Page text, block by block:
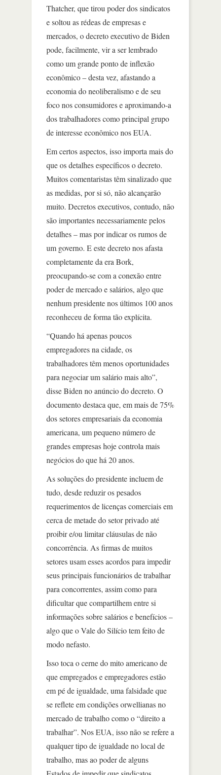
Thatcher, que tirou poder dos sindicatos
e soltou as rédeas de empresas e
mercados, o decreto executivo de Biden
pode, facilmente, vir a ser lembrado
como um grande ponto de inflexão
econômico – desta vez, afastando a
economia do neoliberalismo e de seu
foco nos consumidores e aproximando-a
dos trabalhadores como principal grupo
de interesse econômico nos EUA.
Em certos aspectos, isso importa mais do
que os detalhes específicos o decreto.
Muitos comentaristas têm sinalizado que
as medidas, por si só, não alcançarão
muito. Decretos executivos, contudo, não
são importantes necessariamente pelos
detalhes – mas por indicar os rumos de
um governo. E este decreto nos afasta
completamente da era Bork,
preocupando-se com a conexão entre
poder de mercado e salários, algo que
nenhum presidente nos últimos 100 anos
reconheceu de forma tão explícita.
“Quando há apenas poucos
empregadores na cidade, os
trabalhadores têm menos oportunidades
para negociar um salário mais alto”,
disse Biden no anúncio do decreto. O
documento destaca que, em mais de 75%
dos setores empresariais da economia
americana, um pequeno número de
grandes empresas hoje controla mais
negócios do que há 20 anos.
As soluções do presidente incluem de
tudo, desde reduzir os pesados
requerimentos de licenças comerciais em
cerca de metade do setor privado até
proibir e/ou limitar cláusulas de não
concorrência. As firmas de muitos
setores usam esses acordos para impedir
seus principais funcionários de trabalhar
para concorrentes, assim como para
dificultar que compartilhem entre si
informações sobre salários e benefícios –
algo que o Vale do Silício tem feito de
modo nefasto.
Isso toca o cerne do mito americano de
que empregados e empregadores estão
em pé de igualdade, uma falsidade que
se reflete em condições orwellianas no
mercado de trabalho como o “direito a
trabalhar”. Nos EUA, isso não se refere a
qualquer tipo de igualdade no local de
trabalho, mas ao poder de alguns